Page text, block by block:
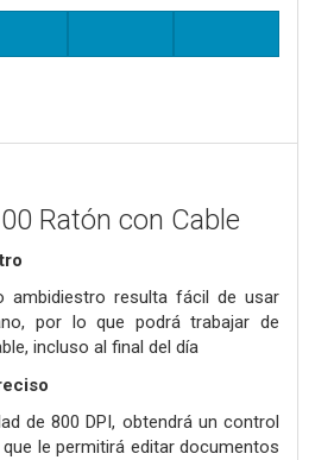
Ratón con Cable
ambidiestro resulta fácil de usar
por lo que podrá trabajar de
incluso al final del día
de 800 DPI, obtendrá un control
le permitirá editar documentos